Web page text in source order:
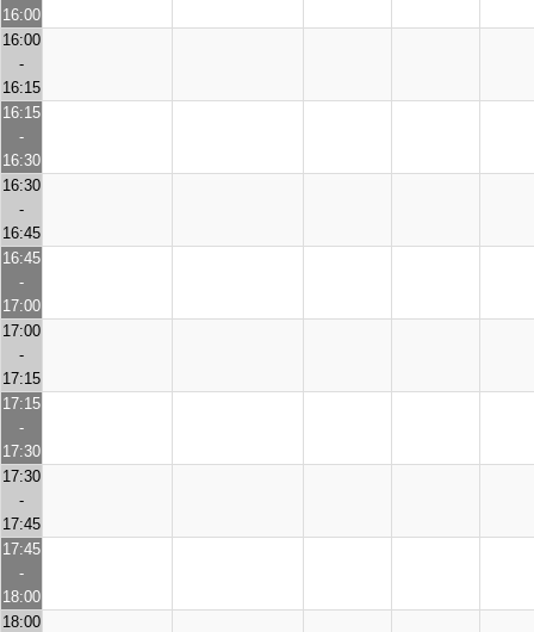
16:00
16:00
-
16:15
16:15
-
16:30
16:30
-
16:45
16:45
-
17:00
17:00
-
17:15
17:15
-
17:30
17:30
-
17:45
17:45
-
18:00
18:00